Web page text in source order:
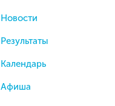
Новости
Результаты
Календарь
Афиша